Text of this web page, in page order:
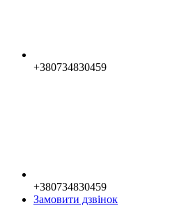
+380734830459
+380734830459
Замовити дзвінок